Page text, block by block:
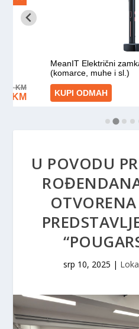
U POVODU
srp 10, 2025 |